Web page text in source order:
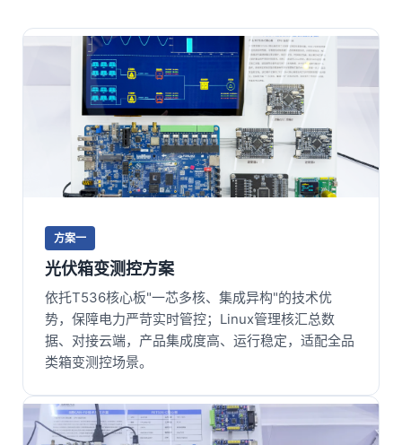
方案一
光伏箱变测控方案
依托T536核心板"一芯多核、集成异构"的技术优
势，保障电力严苛实时管控；Linux管理核汇总数
据、对接云端，产品集成度高、运行稳定，适配全品
类箱变测控场景。